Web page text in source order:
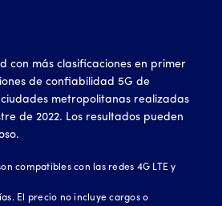
con más clasificaciones en primer
de confiabilidad 5G de
ciudades metropolitanas realizadas
de 2022. Los resultados pueden
compatibles con las redes 4G LTE y
El precio no incluye cargos o